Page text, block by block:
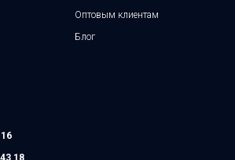
Оптовым клиентам
Блог
18